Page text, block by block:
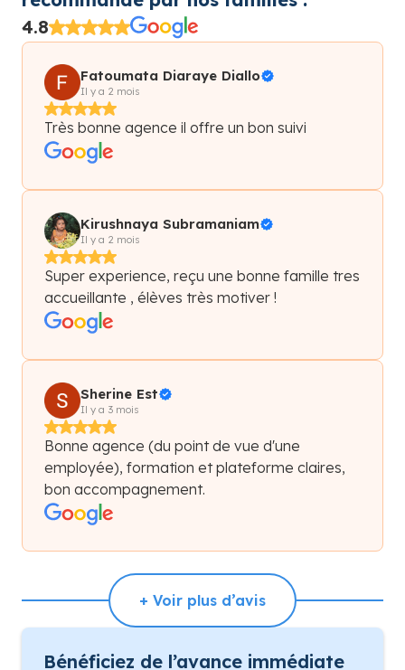
4.8
Fatoumata Diaraye Diallo
Il y a 2 mois
Très bonne agence il offre un bon suivi
Kirushnaya Subramaniam
Il y a 2 mois
Super experience, reçu une bonne famille tres
accueillante , élèves très motiver !
Sherine Est
Il y a 3 mois
Bonne agence (du point de vue d'une
employée), formation et plateforme claires,
bon accompagnement.
+ Voir plus d’avis
Bénéficiez de l’avance immédiate